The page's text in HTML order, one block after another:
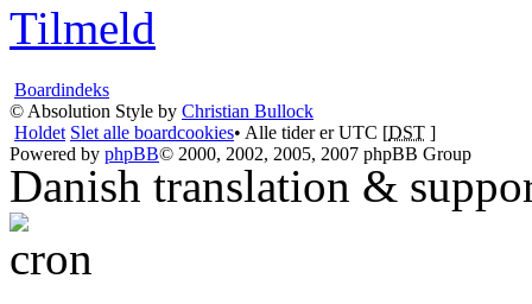
Tilmeld
Boardindeks
© Absolution Style by Christian Bullock
Holdet Slet alle boardcookies• Alle tider er UTC [DST ]
Powered by phpBB© 2000, 2002, 2005, 2007 phpBB Group
Danish translation &